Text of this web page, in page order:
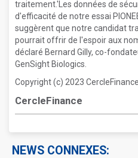
traitement.'Les données de
d'efficacité de notre essai
suggèrent que notre candidat
pourrait offrir de l'espoir aux
déclaré Bernard Gilly, co-
GenSight Biologics.
Copyright (c) 2023
CercleFinance
NEWS CONNEXES: